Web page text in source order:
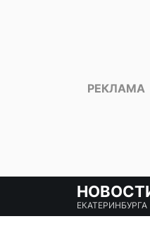
ЕКАТЕРИНБУРГА